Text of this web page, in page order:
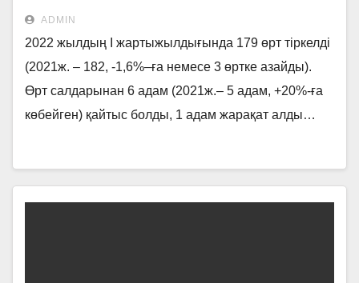
айтатын боламыз.
ADMIN
2022 жылдың I жартыжылдығында 179 өрт тіркелді
(2021ж. – 182, -1,6%–ға немесе 3 өртке азайды).
Өрт салдарынан 6 адам (2021ж.– 5 адам, +20%-ға
көбейген) қайтыс болды, 1 адам жарақат алды…